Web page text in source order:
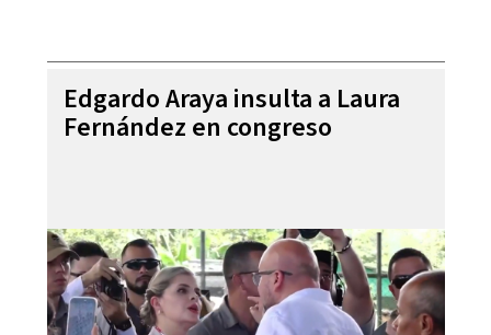
Edgardo Araya insulta a Laura
Fernández en congreso